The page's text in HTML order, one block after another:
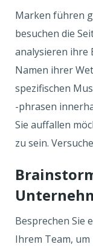
Marken führen
besuchen die
analysieren ihre
Namen ihrer
spezifischen
-phrasen
Sie auffallen
zu sein.
Besprechen Sie
Ihrem Team,